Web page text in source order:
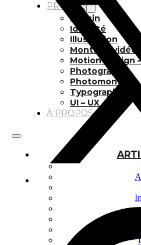
PROJETS
Dessin
Identité
Illustration
Montage vidéo
Motion Design
Photographie
Photomontage
Typographie
UI – UX
À PROPOS